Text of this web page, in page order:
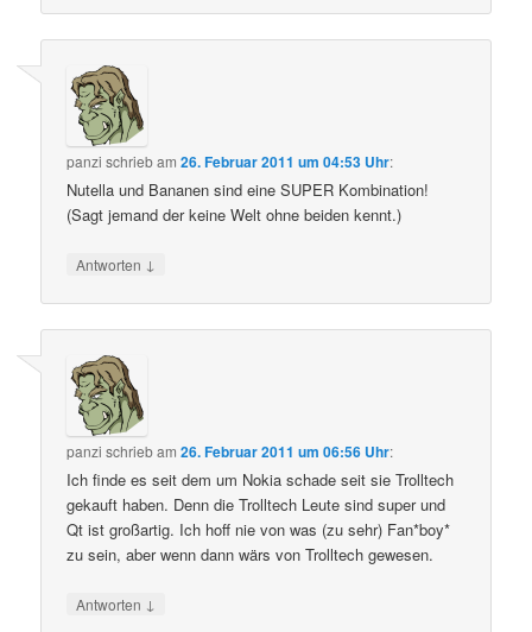
panzi schriebam26. Februar 2011 um 04:53 Uhr:
Nutella und Bananen sind eine SUPER Kombination!
(Sagt jemand der keine Welt ohne beiden kennt.)
Antworten ↓
panzi schriebam26. Februar 2011 um 06:56 Uhr:
Ich finde es seit dem um Nokia schade seit sie Trolltech
gekauft haben. Denn die Trolltech Leute sind super und
Qt ist großartig. Ich hoff nie von was (zu sehr) Fan*boy*
zu sein, aber wenn dann wärs von Trolltech gewesen.
Antworten ↓